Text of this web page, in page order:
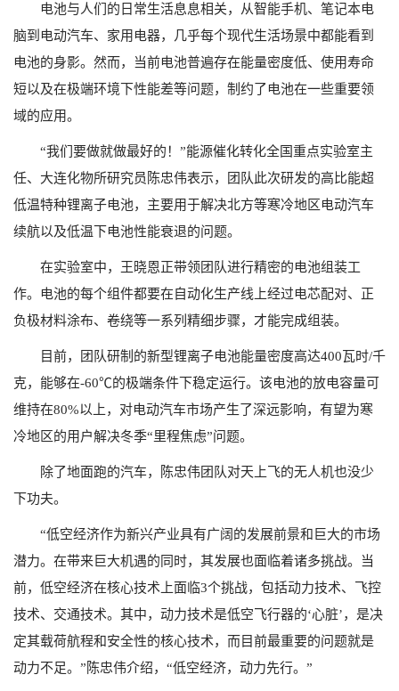
电池与人们的日常生活息息相关，从智能手机、笔记本电
脑到电动汽车、家用电器，几乎每个现代生活场景中都能看到
电池的身影。然而，当前电池普遍存在能量密度低、使用寿命
短以及在极端环境下性能差等问题，制约了电池在一些重要领
域的应用。
“我们要做就做最好的！”能源催化转化全国重点实验室主
任、大连化物所研究员陈忠伟表示，团队此次研发的高比能超
低温特种锂离子电池，主要用于解决北方等寒冷地区电动汽车
续航以及低温下电池性能衰退的问题。
在实验室中，王晓恩正带领团队进行精密的电池组装工
作。电池的每个组件都要在自动化生产线上经过电芯配对、正
负极材料涂布、卷绕等一系列精细步骤，才能完成组装。
目前，团队研制的新型锂离子电池能量密度高达400瓦时/千
克，能够在-60℃的极端条件下稳定运行。该电池的放电容量可
维持在80%以上，对电动汽车市场产生了深远影响，有望为寒
冷地区的用户解决冬季“里程焦虑”问题。
除了地面跑的汽车，陈忠伟团队对天上飞的无人机也没少
下功夫。
“低空经济作为新兴产业具有广阔的发展前景和巨大的市场
潜力。在带来巨大机遇的同时，其发展也面临着诸多挑战。当
前，低空经济在核心技术上面临3个挑战，包括动力技术、飞控
技术、交通技术。其中，动力技术是低空飞行器的‘心脏’，是决
定其载荷航程和安全性的核心技术，而目前最重要的问题就是
动力不足。”陈忠伟介绍，“低空经济，动力先行。”